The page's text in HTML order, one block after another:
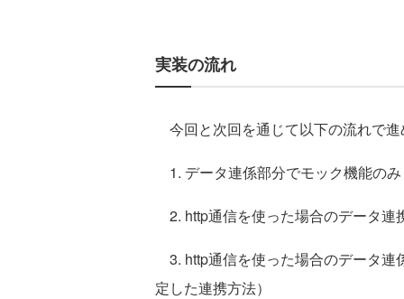
実装の流れ
今回と次回を通じて以下の流れで
1. データ連係部分でモック機能の
2. http通信を使った場合のデータ連
3. http通信を使った場合のデータ連
定した連携方法）